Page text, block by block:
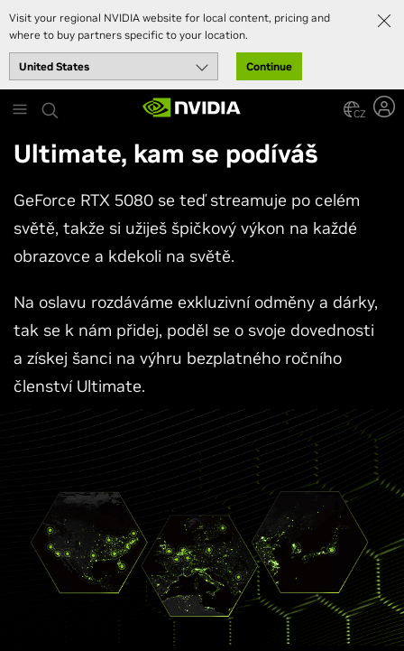
Visit your regional NVIDIA website for local content, pricing and
where to buy partners specific to your location.
Continue
to
content
CZ
Ultimate, kam se podíváš
GeForce RTX 5080 se teď streamuje po celém
světě, takže si užiješ špičkový výkon na každé
obrazovce a kdekoli na světě.
Na oslavu rozdáváme exkluzivní odměny a dárky,
tak se k nám přidej, poděl se o svoje dovednosti
a získej šanci na výhru bezplatného ročního
členství Ultimate.